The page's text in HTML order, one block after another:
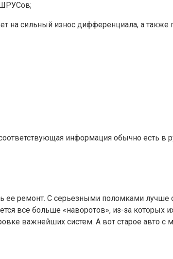
ШРУСов;
на сильный износ дифференциала, а
информация обычно есть в
ее ремонт. С серьезными поломками лучше
все больше «наворотов», из-за которых
важнейших систем. А вот старое авто с